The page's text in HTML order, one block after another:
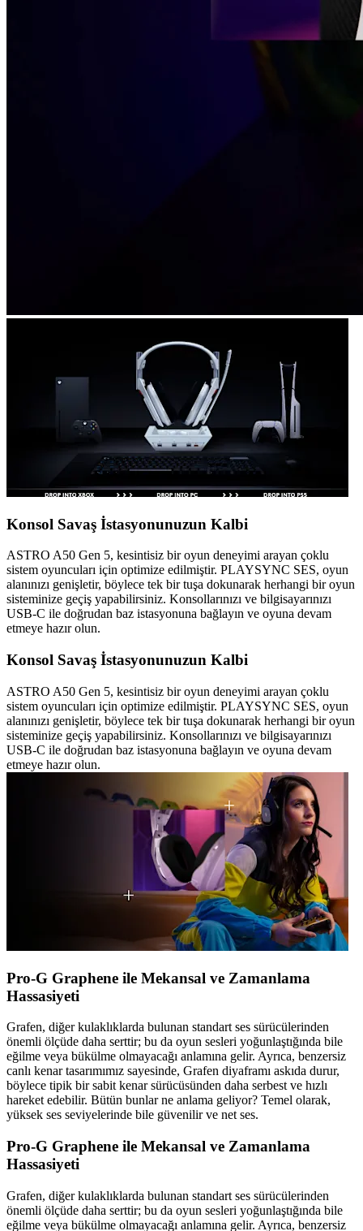
Konsol Savaş İstasyonunuzun Kalbi
ASTRO A50 Gen 5, kesintisiz bir oyun deneyimi arayan çoklu
sistem oyuncuları için optimize edilmiştir. PLAYSYNC SES, oyun
alanınızı genişletir, böylece tek bir tuşa dokunarak herhangi bir oyun
sisteminize geçiş yapabilirsiniz. Konsollarınızı ve bilgisayarınızı
USB-C ile doğrudan baz istasyonuna bağlayın ve oyuna devam
etmeye hazır olun.
Konsol Savaş İstasyonunuzun Kalbi
ASTRO A50 Gen 5, kesintisiz bir oyun deneyimi arayan çoklu
sistem oyuncuları için optimize edilmiştir. PLAYSYNC SES, oyun
alanınızı genişletir, böylece tek bir tuşa dokunarak herhangi bir oyun
sisteminize geçiş yapabilirsiniz. Konsollarınızı ve bilgisayarınızı
USB-C ile doğrudan baz istasyonuna bağlayın ve oyuna devam
etmeye hazır olun.
Pro-G Graphene ile Mekansal ve Zamanlama
Hassasiyeti
Grafen, diğer kulaklıklarda bulunan standart ses sürücülerinden
önemli ölçüde daha serttir; bu da oyun sesleri yoğunlaştığında bile
eğilme veya bükülme olmayacağı anlamına gelir. Ayrıca, benzersiz
canlı kenar tasarımımız sayesinde, Grafen diyaframı askıda durur,
böylece tipik bir sabit kenar sürücüsünden daha serbest ve hızlı
hareket edebilir. Bütün bunlar ne anlama geliyor? Temel olarak,
yüksek ses seviyelerinde bile güvenilir ve net ses.
Pro-G Graphene ile Mekansal ve Zamanlama
Hassasiyeti
Grafen, diğer kulaklıklarda bulunan standart ses sürücülerinden
önemli ölçüde daha serttir; bu da oyun sesleri yoğunlaştığında bile
eğilme veya bükülme olmayacağı anlamına gelir. Ayrıca, benzersiz